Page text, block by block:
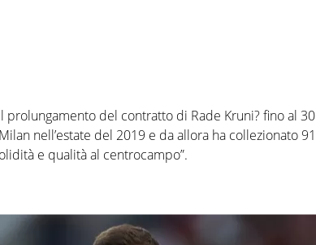
prolungamento del contratto di Rade Kruni? fino al 30
nell’estate del 2019 e da allora ha collezionato 91
e qualità al centrocampo”.